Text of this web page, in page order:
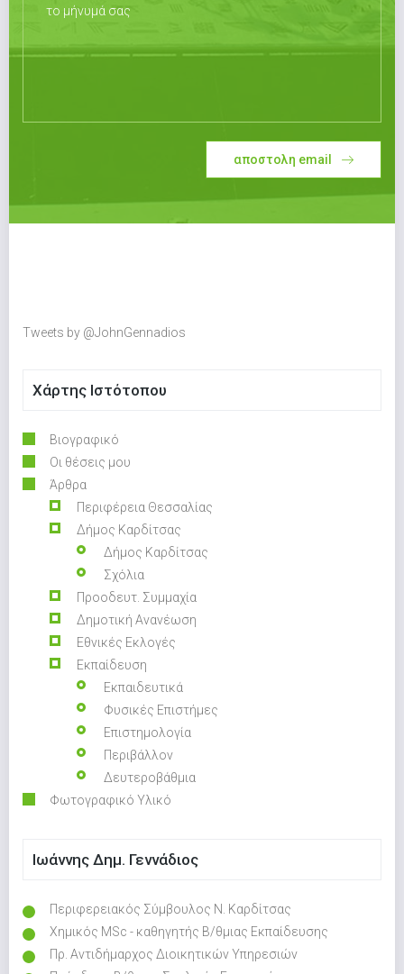
αποστολη email
Tweets by @JohnGennadios
Χάρτης Ιστότοπου
Βιογραφικό
Οι θέσεις μου
Άρθρα
Περιφέρεια Θεσσαλίας
Δήμος Καρδίτσας
Δήμος Καρδίτσας
Σχόλια
Προοδευτ. Συμμαχία
Δημοτική Ανανέωση
Εθνικές Εκλογές
Εκπαίδευση
Εκπαιδευτικά
Φυσικές Επιστήμες
Επιστημολογία
Περιβάλλον
Δευτεροβάθμια
Φωτογραφικό Υλικό
Ιωάννης Δημ. Γεννάδιος
Περιφερειακός Σύμβουλος Ν. Καρδίτσας
Χημικός MSc - καθηγητής Β/θμιας Εκπαίδευσης
Πρ. Αντιδήμαρχος Διοικητικών Υπηρεσιών